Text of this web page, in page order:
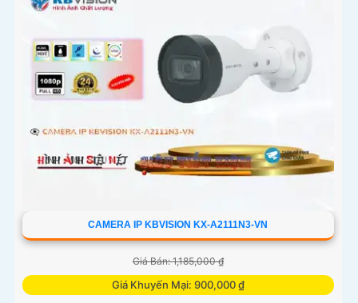
cách linh hoạt
CAMERA IP KBVISION KX-A2111N3-VN
Giá Bán: 1,185,000 ₫
Giá Khuyến Mại: 900,000 ₫